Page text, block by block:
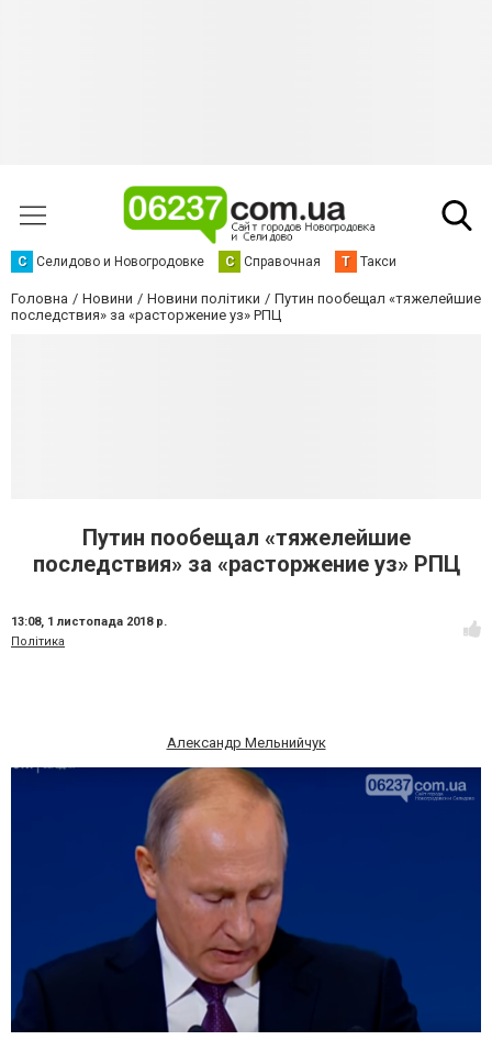
С Селидово и Новогродовке С Справочная Т Такси
Головна Новини Новини політики
Путин пообещал «тяжелейшие
последствия» за «расторжение уз» РПЦ
Путин пообещал «тяжелейшие
последствия» за «расторжение уз» РПЦ
13:08, 1 листопада 2018 р.
Політика
Александр Мельнийчук